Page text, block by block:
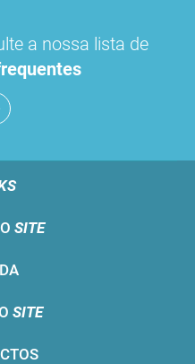
a nossa lista de
SITE
SITE